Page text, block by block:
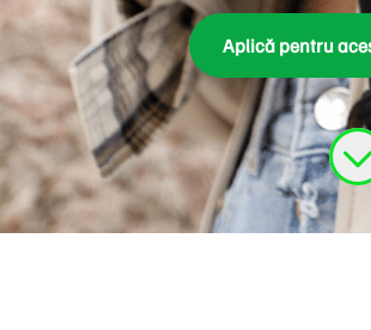
Aplică pentru